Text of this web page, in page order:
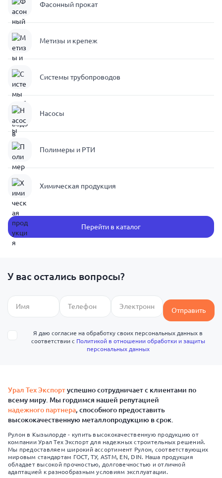
Фасонный прокат
Метизы и крепеж
Системы трубопроводов
Насосы
Полимеры и РТИ
Химическая продукция
Перейти в каталог
У вас остались вопросы?
Отправить
Я даю согласие на обработку своих персональных данных в
соответствии с Политикой в отношении обработки и защиты
персональных данных
Урал Тех Экспортуспешно сотрудничает с клиентами по
всему миру. Мы гордимся нашей репутацией
надежного партнера, способного предоставить
высококачественную металлопродукцию в срок.
Рулон в Кызылорде - купить высококачественную продукцию от
компании Урал Тех Экспорт для надежных строительных решений.
Мы предоставляем широкий ассортимент Рулон, соответствующих
мировым стандартам ГОСТ, ТУ, ASTM, EN, DIN. Наша продукция
обладает высокой прочностью, долговечностью и отличной
адаптацией к разнообразным условиям эксплуатации.